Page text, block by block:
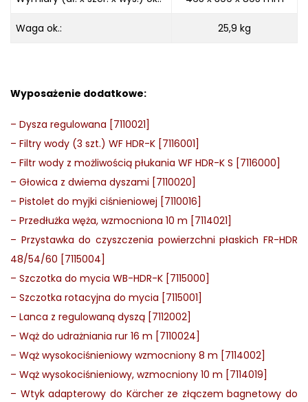
Waga ok.: 25,9 kg
Wyposażenie dodatkowe:
– Dysza regulowana [7110021]
– Filtry wody (3 szt.) WF HDR-K [7116001]
– Filtr wody z możliwością płukania WF HDR-K S [7116000]
– Głowica z dwiema dyszami [7110020]
– Pistolet do myjki ciśnieniowej [7110016]
– Przedłużka węża, wzmocniona 10 m [7114021]
– Przystawka do czyszczenia powierzchni płaskich FR-HDR
48/54/60 [7115004]
– Szczotka do mycia WB-HDR-K [7115000]
– Szczotka rotacyjna do mycia [7115001]
– Lanca z regulowaną dyszą [7112002]
– Wąż do udrażniania rur 16 m [7110024]
– Wąż wysokociśnieniowy wzmocniony 8 m [7114002]
– Wąż wysokociśnieniowy, wzmocniony 10 m [7114019]
– Wtyk adapterowy do Kärcher ze złączem bagnetowy do